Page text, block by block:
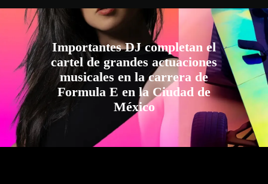
Importantes DJ completan el
cartel de grandes actuaciones
musicales en la carrera de
Formula E en la Ciudad de
México